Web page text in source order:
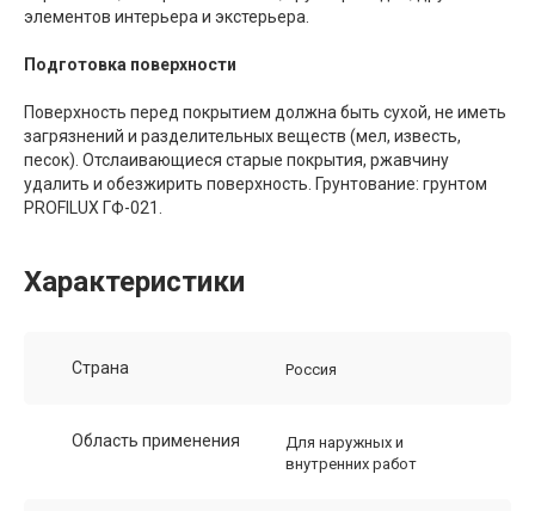
элементов интерьера и экстерьера.
Подготовка поверхности
Поверхность перед покрытием должна быть сухой, не иметь
загрязнений и разделительных веществ (мел, известь,
песок). Отслаивающиеся старые покрытия, ржавчину
удалить и обезжирить поверхность. Грунтование: грунтом
PROFILUX ГФ-021.
Характеристики
Страна Россия
Область применения
Для наружных и
внутренних работ